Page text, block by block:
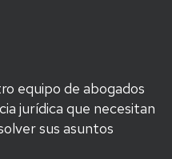
equipo de abogados
jurídica que necesitan
sus asuntos